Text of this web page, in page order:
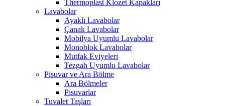
Thermoplast Klozet Kapakları
Lavabolar
Ayaklı Lavabolar
Çanak Lavabolar
Mobilya Uyumlu Lavabolar
Monoblok Lavabolar
Mutfak Eviyeleri
Tezgah Uyumlu Lavabolar
Pisuvar ve Ara Bölme
Ara Bölmeler
Pisuvarlar
Tuvalet Taşları